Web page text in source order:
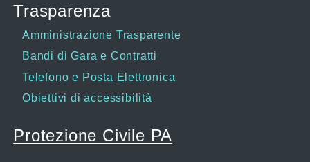
Trasparenza
Amministrazione Trasparente
Bandi di Gara e Contratti
Telefono e Posta Elettronica
Obiettivi di accessibilità
Protezione Civile PA